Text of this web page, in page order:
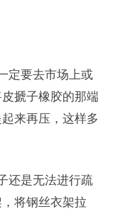
要去市场上或
搋子橡胶的那端
来再压，这样多
是无法进行疏
将钢丝衣架拉